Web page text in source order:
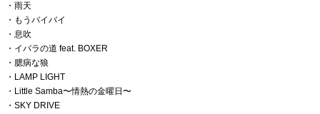
・雨天
・もうバイバイ
・息吹
・イバラの道 feat. BOXER
・臆病な狼
・LAMP LIGHT
・Little Samba〜情熱の金曜日〜
・SKY DRIVE